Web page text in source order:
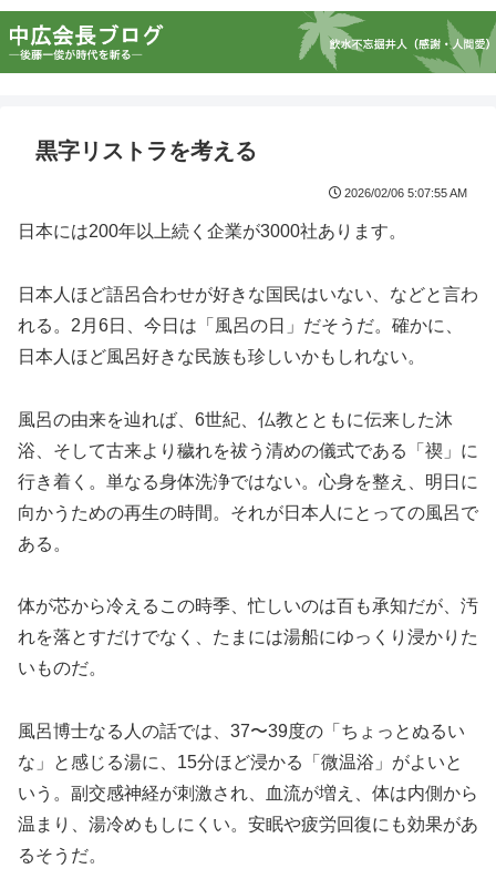
黒字リストラを考える
2026/02/06 5:07:55 AM
日本には200年以上続く企業が3000社あります。
日本人ほど語呂合わせが好きな国民はいない、などと言わ
れる。2月6日、今日は「風呂の日」だそうだ。確かに、
日本人ほど風呂好きな民族も珍しいかもしれない。
風呂の由来を辿れば、6世紀、仏教とともに伝来した沐
浴、そして古来より穢れを祓う清めの儀式である「禊」に
行き着く。単なる身体洗浄ではない。心身を整え、明日に
向かうための再生の時間。それが日本人にとっての風呂で
ある。
体が芯から冷えるこの時季、忙しいのは百も承知だが、汚
れを落とすだけでなく、たまには湯船にゆっくり浸かりた
いものだ。
風呂博士なる人の話では、37〜39度の「ちょっとぬるい
な」と感じる湯に、15分ほど浸かる「微温浴」がよいと
いう。副交感神経が刺激され、血流が増え、体は内側から
温まり、湯冷めもしにくい。安眠や疲労回復にも効果があ
るそうだ。